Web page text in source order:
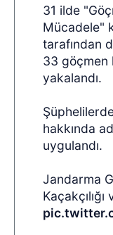
31 ilde
Mücadele"
tarafından
33 göçmen
yakalandı.
hakkında
uygulandı.
Jandarma
Kaçakçılığı